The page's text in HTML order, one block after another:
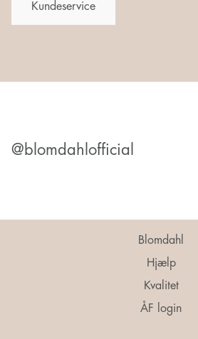
Kundeservice
@blomdahlofficial
Blomdahl
Hjælp
Kvalitet
ÅF login